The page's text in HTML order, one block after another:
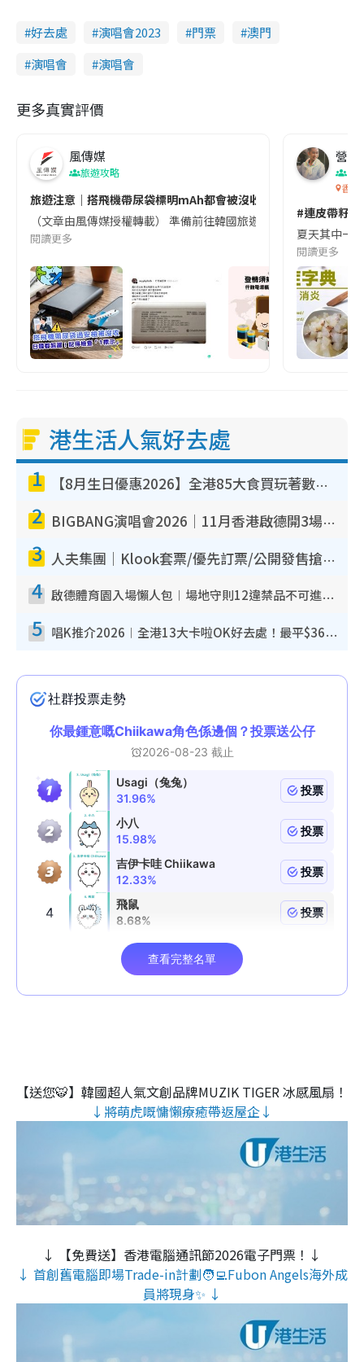
好去處 演唱會2023 門票
澳門
演唱會
演唱會
更多真實評價
風傳媒
旅遊攻略
旅遊注意｜搭飛機帶尿袋標明mAh都會被沒收😱出發前切記檢查
（文章由風傳媒授權轉載） 準備前往韓國旅遊的民眾，近期要
閱讀更多
營養
香港
#連皮帶籽
夏天其中一
閱讀更多
港生活人氣好去處
1 【8月生日優惠2026】全港85大食買玩著數攻略 自助餐/火鍋放題同行免費＋誠品/DONKI送現金券
2 BIGBANG演唱會2026｜11月香港啟德開3場！實名制VIP申請、優先購票攻略
3 人夫集團｜Klook套票/優先訂票/公開發售搶飛攻略！附票價.購票連結.場地座位表
4 啟德體育園入場懶人包︱場地守則12違禁品不可進場准帶細水樽但全場禁樽蓋！應援牌有限制！
5 唱K推介2026︱全港13大卡啦OK好去處！最平$36起 日文K都有！(附地址+收費詳情)
【送您🐯】韓國超人氣文創品牌MUZIK TIGER 冰感風扇！
↓將萌虎嘅慵懶療癒帶返屋企↓
↓ 【免費送】香港電腦通訊節2026電子門票！↓
↓ 首創舊電腦即場Trade-in計劃🧑‍💻Fubon Angels海外成
員將現身✨ ↓